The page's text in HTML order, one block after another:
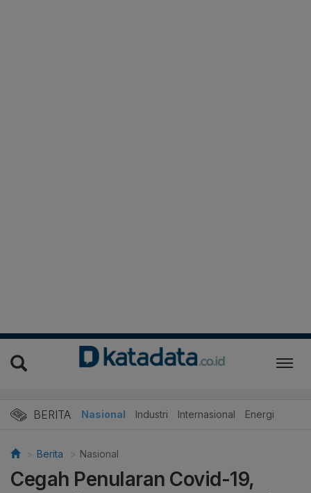
BERITA Nasional Industri Internasional Energi
Berita Nasional
Cegah Penularan Covid-19,